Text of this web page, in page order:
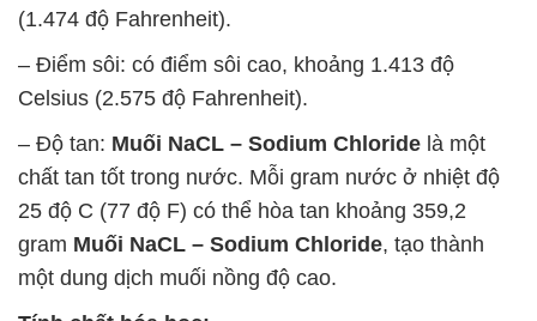
(1.474 độ Fahrenheit).
– Điểm sôi: có điểm sôi cao, khoảng 1.413 độ
Celsius (2.575 độ Fahrenheit).
– Độ tan: Muối NaCL – Sodium Chloride là một
chất tan tốt trong nước. Mỗi gram nước ở nhiệt độ
25 độ C (77 độ F) có thể hòa tan khoảng 359,2
gram Muối NaCL – Sodium Chloride, tạo thành
một dung dịch muối nồng độ cao.